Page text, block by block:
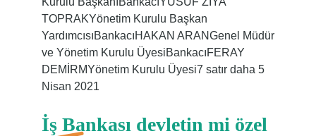
TOPRAKYönetim Kurulu Başkan
YardımcısıBankacıHAKAN ARANGenel Müdür
ve Yönetim Kurulu ÜyesiBankacıFERAY
DEMİRMYönetim Kurulu Üyesi7 satır daha 5
Nisan 2021
İş Bankası devletin mi özel